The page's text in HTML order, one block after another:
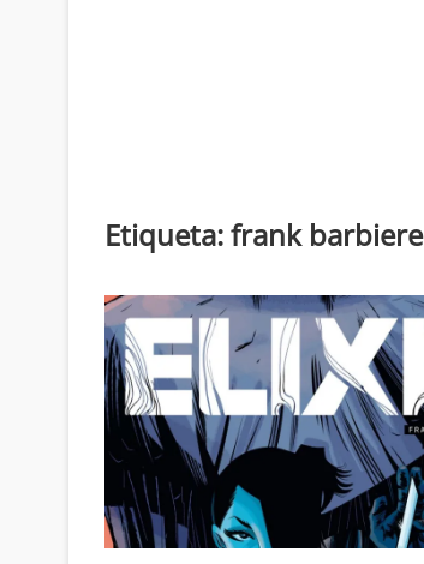
Etiqueta:frank barbiere